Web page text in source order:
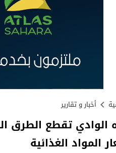
أخبار و تقارير
الوادي تقطع الطرق
المواد الغذائية